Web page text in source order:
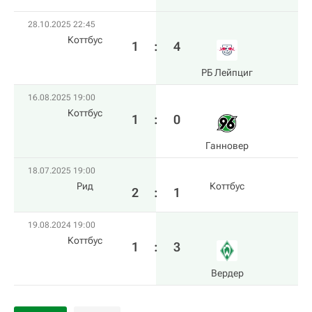
28.10.2025 22:45
Коттбус 1 : 4
РБ Лейпциг
16.08.2025 19:00
Коттбус 1 : 0
Ганновер
18.07.2025 19:00
Рид 2 : 1 Коттбус
19.08.2024 19:00
Коттбус 1 : 3
Вердер